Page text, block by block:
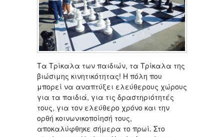
Τα Τρίκαλα των παιδιών, τα Τρίκαλα της
βιώσιμης κινητικότητας! Η πόλη που
μπορεί να αναπτύξει ελεύθερους χώρους
για τα παιδιά, για τις δραστηριότητές
τους, για τον ελεύθερο χρόνο και την
ορθή κοινωνικοποίησή τους,
αποκαλύφθηκε σήμερα το πρωί. Στο